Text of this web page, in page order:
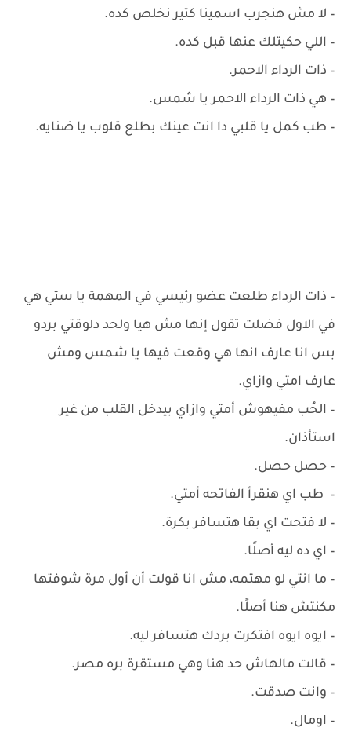
– ‏لا مش هنجرب اسمينا كتير نخلص كده.
– ‏اللي حكيتلك عنها قبل كده.
– ‏ذات الرداء الاحمر.
– ‏هي ذات الرداء الاحمر يا شمس.
– ‏طب كمل يا قلبي دا انت عينك بطلع قلوب يا ضنايه.
– ‏ذات الرداء طلعت عضو رئيسي في المهمة يا ستي هي
في الاول فضلت تقول إنها مش هيا ولحد دلوقتي بردو
بس انا عارف انها هي وقعت فيها يا شمس ومش
عارف امتي وازاي.
– الحُب مفيهوش أمتي وازاي بيدخل القلب من غير
استأذان.
– ‏حصل حصل.
– ‏ ‏طب اي هنقرأ الفاتحه أمتي.
– ‏لا فتحت اي بقا هتسافر بكرة.
– ‏اي ده ليه أصلًا.
– ‏ما انتي لو مهتمه، مش انا قولت أن أول مرة شوفتها
مكنتش هنا أصلًا.
– ‏ايوه ايوه افتكرت بردك هتسافر ليه.
– ‏قالت مالهاش حد هنا وهي مستقرة بره مصر.
– ‏وانت صدقت.
– ‏اومال.